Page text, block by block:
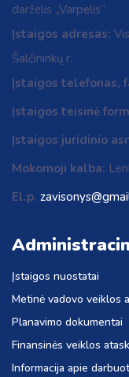
darželis „Varpelis“
Įstaigos adresas:
Šalčininkų r.
Įstaigos telefonas,
Įstaigos teisinė
Įstaigos juridinio
Mokomoji kalba:
El.p.
Įstaigos nuostatai
Metinė vadovo veiklos
Planavimo dokumentai
Finansinės veiklos
Informacija apie